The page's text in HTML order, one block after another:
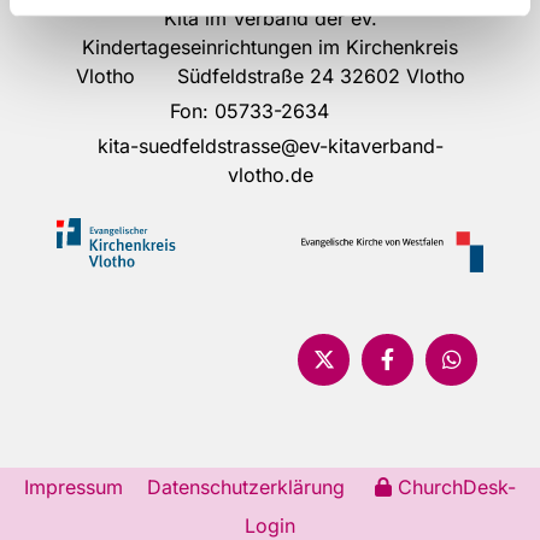
Kita im Verband der ev.
Kindertageseinrichtungen im Kirchenkreis
Vlotho Südfeldstraße 24 32602 Vlotho
Fon: 05733-2634
kita-suedfeldstrasse@ev-kitaverband-
vlotho.de
Impressum Datenschutzerklärung
ChurchDesk-
Login